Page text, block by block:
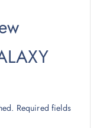
Required fields